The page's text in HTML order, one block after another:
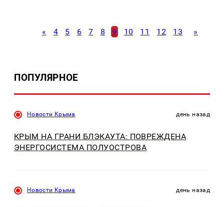
« 4 5 6 7 8 9 10 11 12 13 »
ПОПУЛЯРНОЕ
Новости Крыма день назад
КРЫМ НА ГРАНИ БЛЭКАУТА: ПОВРЕЖДЕНА
ЭНЕРГОСИСТЕМА ПОЛУОСТРОВА
Новости Крыма день назад